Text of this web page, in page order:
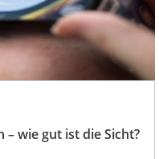
wie gut ist die Sicht?